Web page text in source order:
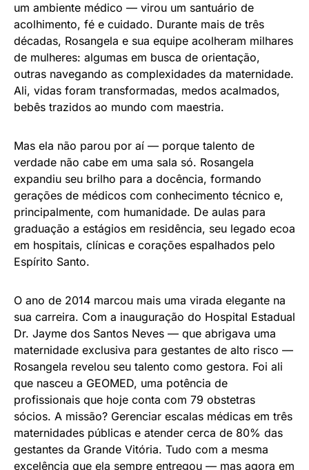
um ambiente médico — virou um santuário de
acolhimento, fé e cuidado. Durante mais de três
décadas, Rosangela e sua equipe acolheram milhares
de mulheres: algumas em busca de orientação,
outras navegando as complexidades da maternidade.
Ali, vidas foram transformadas, medos acalmados,
bebês trazidos ao mundo com maestria.
Mas ela não parou por aí — porque talento de
verdade não cabe em uma sala só. Rosangela
expandiu seu brilho para a docência, formando
gerações de médicos com conhecimento técnico e,
principalmente, com humanidade. De aulas para
graduação a estágios em residência, seu legado ecoa
em hospitais, clínicas e corações espalhados pelo
Espírito Santo.
O ano de 2014 marcou mais uma virada elegante na
sua carreira. Com a inauguração do Hospital Estadual
Dr. Jayme dos Santos Neves — que abrigava uma
maternidade exclusiva para gestantes de alto risco —
Rosangela revelou seu talento como gestora. Foi ali
que nasceu a GEOMED, uma potência de
profissionais que hoje conta com 79 obstetras
sócios. A missão? Gerenciar escalas médicas em três
maternidades públicas e atender cerca de 80% das
gestantes da Grande Vitória. Tudo com a mesma
excelência que ela sempre entregou — mas agora em